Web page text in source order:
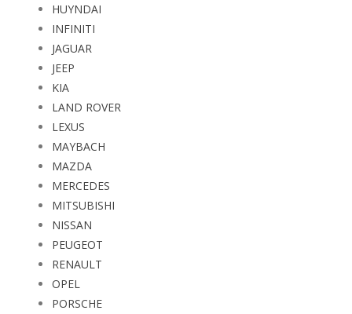
HUYNDAI
INFINITI
JAGUAR
JEEP
KIA
LAND ROVER
LEXUS
MAYBACH
MAZDA
MERCEDES
MITSUBISHI
NISSAN
PEUGEOT
RENAULT
OPEL
PORSCHE